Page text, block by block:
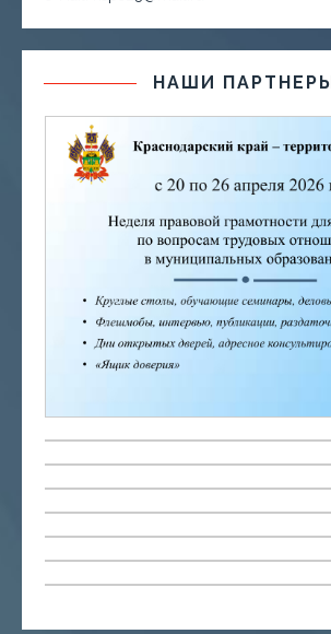
НАШИ ПАРТНЕРЫ